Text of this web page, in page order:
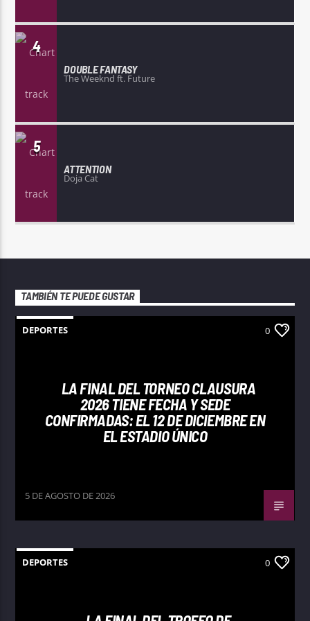
4
DOUBLE FANTASY
The Weeknd ft. Future
5
ATTENTION
Doja Cat
TAMBIÉN TE PUEDE GUSTAR
DEPORTES 0
LA FINAL DEL TORNEO CLAUSURA
2026 TIENE FECHA Y SEDE
CONFIRMADAS: EL 12 DE DICIEMBRE EN
EL ESTADIO ÚNICO
5 DE AGOSTO DE 2026
DEPORTES 0